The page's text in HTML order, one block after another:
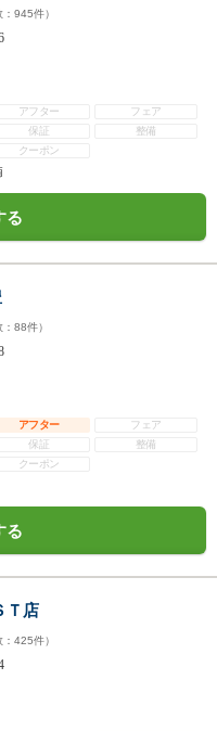
945件）
アフター
フェア
保証
整備
クーポン
る
88件）
アフター
フェア
保証
整備
クーポン
る
Ｔ店
425件）